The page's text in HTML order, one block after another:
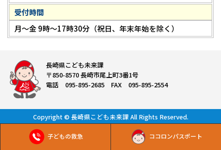
子どもの救急 ココロンパスポート
受付時間
月～金 9時～17時30分（祝日、年末年始を除く）
長崎県こども未来課
〒850-8570 長崎市尾上町3番1号
電話 095-895-2685 FAX 095-895-2554
Copyright © 長崎県こども未来課 All Rights Reserved.